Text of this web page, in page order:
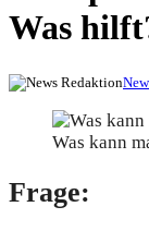
Was
Was kann
Frage: